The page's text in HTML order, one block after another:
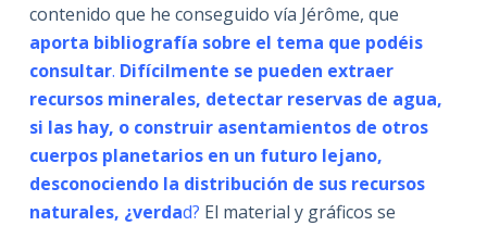
contenido que he conseguido vía Jérôme, que
aporta bibliografía sobre el tema que podéis
consultar. Difícilmente se pueden extraer
recursos minerales, detectar reservas de agua,
si las hay, o construir asentamientos de otros
cuerpos planetarios en un futuro lejano,
desconociendo la distribución de sus recursos
naturales, ¿verdad? El material y gráficos se